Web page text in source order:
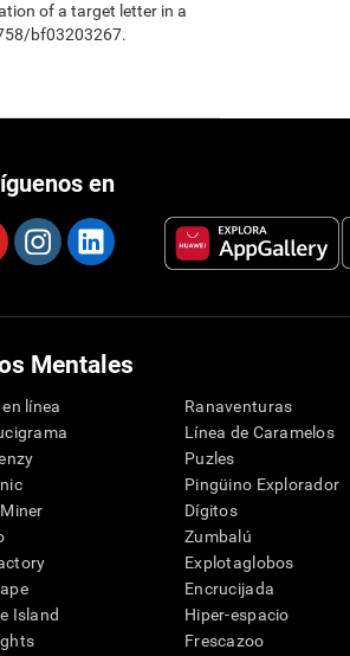
of a target letter in a
bf03203267.
en
Mentales
línea
Island
Ranaventuras
Línea de Caramelos
Puzles
Pingüino Explorador
Dígitos
Zumbalú
Explotaglobos
Encrucijada
Hiper-espacio
Frescazoo